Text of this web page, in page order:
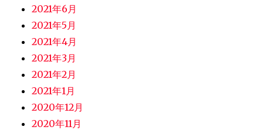
2021年6月
2021年5月
2021年4月
2021年3月
2021年2月
2021年1月
2020年12月
2020年11月